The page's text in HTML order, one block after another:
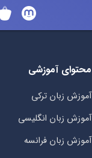
محتوای آموزشی
آموزش زبان ترکی
آموزش زبان انگلیسی
آموزش زبان فرانسه